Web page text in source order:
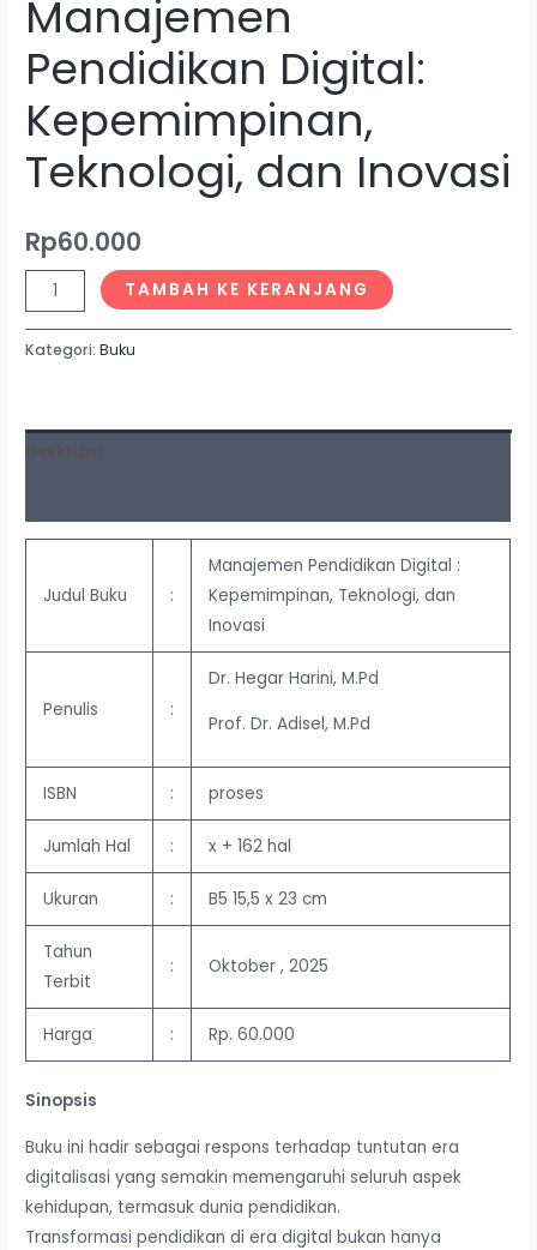
Manajemen
Pendidikan Digital:
Kepemimpinan,
Teknologi, dan Inovasi
Rp60.000
TAMBAH KE KERANJANG
Kategori:Buku
Deskripsi
Judul Buku :
Manajemen Pendidikan Digital :
Kepemimpinan, Teknologi, dan
Inovasi
Penulis :
Dr. Hegar Harini, M.Pd
Prof. Dr. Adisel, M.Pd
ISBN : proses
Jumlah Hal : x + 162 hal
Ukuran : B5 15,5 x 23 cm
Tahun
Terbit
: Oktober , 2025
Harga : Rp. 60.000
Sinopsis
Buku ini hadir sebagai respons terhadap tuntutan era
digitalisasi yang semakin memengaruhi seluruh aspek
kehidupan, termasuk dunia pendidikan.
Transformasi pendidikan di era digital bukan hanya